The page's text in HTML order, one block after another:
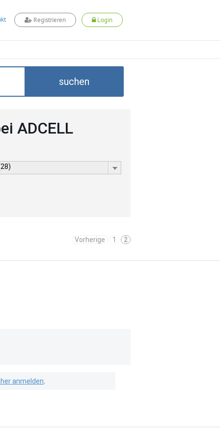
Registrieren Login
suchen
ADCELL
Vorherige 1 2
anmelden